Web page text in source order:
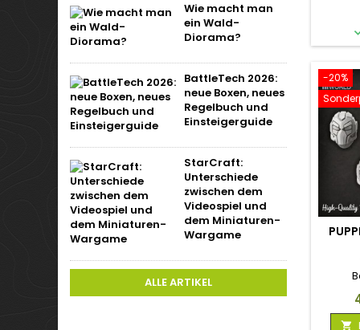
Wie macht man
ein Wald-
Diorama?
BattleTech 2026:
neue Boxen, neues
Regelbuch und
Einsteigerguide
StarCraft:
Unterschiede
zwischen dem
Videospiel und
dem Miniaturen-
Wargame
ALLE ARTIKEL
-20%
